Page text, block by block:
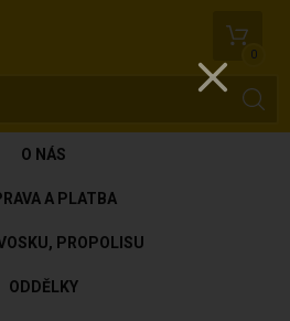
0
O NÁS
A PLATBA
PROPOLISU
ODDĚLKY